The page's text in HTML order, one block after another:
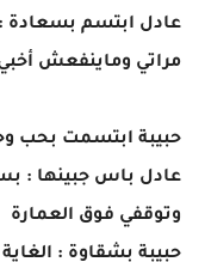
عادل ابتسم بسعادة
مراتي وماينفعش
حبيبة ابتسمت بحب
عادل باس جبينها :
وتوقفي فوق العمارة
حبيبة بشقاوة : الغاية